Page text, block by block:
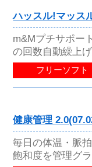
ハッスル!マッス
m&Mプチサポー
の回数自動繰上
フリーソフト
健康管理
毎日の体温・脈
飽和度を管理グ